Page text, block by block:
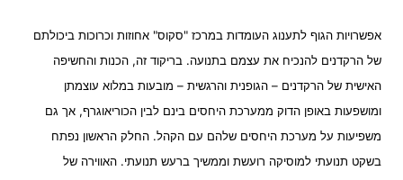
אפשרויות הגוף לתענוג העומדות במרכז "סקוס" אחוזות וכרוכות ביכולתם
של הרקדנים להנכיח את עצמם בתנועה. בריקוד זה, הכנות והחשיפה
האישית של הרקדנים – הגופנית והרגשית – מובעות במלוא עוצמתן
ומושפעות באופן הדוק ממערכת היחסים בינם לבין הכוריאוגרף, אך גם
משפיעות על מערכת היחסים שלהם עם הקהל. החלק הראשון נפתח
בשקט תנועתי למוסיקה רועשת וממשיך ברעש תנועתי. האווירה של